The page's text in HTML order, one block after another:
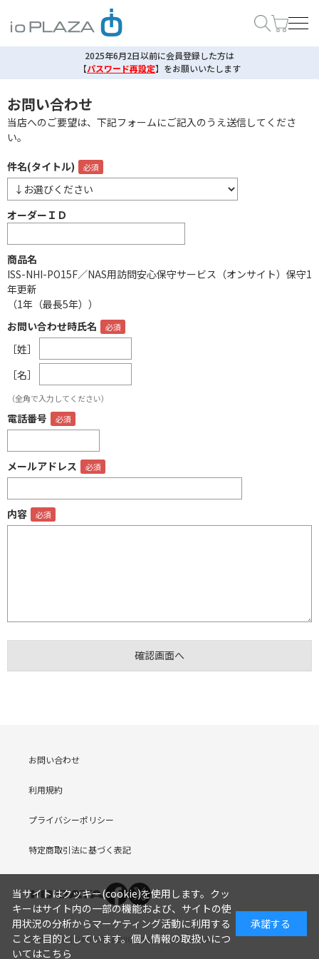
2025年6月2日以前に会員登録した方は
【パスワード再設定】 をお願いいたします
お問い合わせ
当店へのご要望は、下記フォームにご記入のうえ送信してくださ
い。
件名(タイトル)
オーダーＩＤ
商品名
ISS-NHI-PO15F／NAS用訪問安心保守サービス（オンサイト）保守1
年更新
（1年（最長5年））
お問い合わせ時氏名
［姓］
［名］
（全角で入力してください）
電話番号
メールアドレス
内容
お問い合わせ
利用規約
プライバシーポリシー
特定商取引法に基づく表記
COPYRIGHT (C) I-O DATA DEVICE, INC. Since 2005.9.19
当サイトはクッキー(cookie)を使用します。クッ
キーはサイト内の一部の機能および、サイトの使
用状況の分析からマーケティング活動に利用する
ことを目的としています。個人情報の取扱いにつ
いてはこちら
承諾する